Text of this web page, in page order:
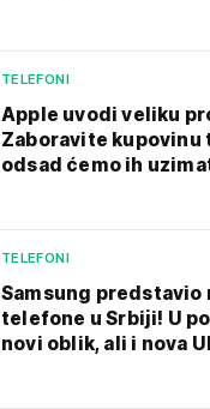
TELEFONI
Apple uvodi veliku
Zaboravite kupovinu
odsad ćemo ih
TELEFONI
Samsung predstavio
telefone u Srbiji! U
novi oblik, ali i nova